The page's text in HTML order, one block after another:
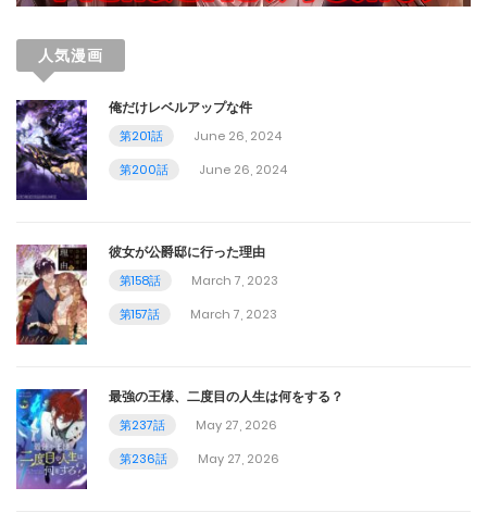
人気漫画
俺だけレベルアップな件
第201話
June 26, 2024
第200話
June 26, 2024
彼女が公爵邸に行った理由
第158話
March 7, 2023
第157話
March 7, 2023
最強の王様、二度目の人生は何をする？
第237話
May 27, 2026
第236話
May 27, 2026